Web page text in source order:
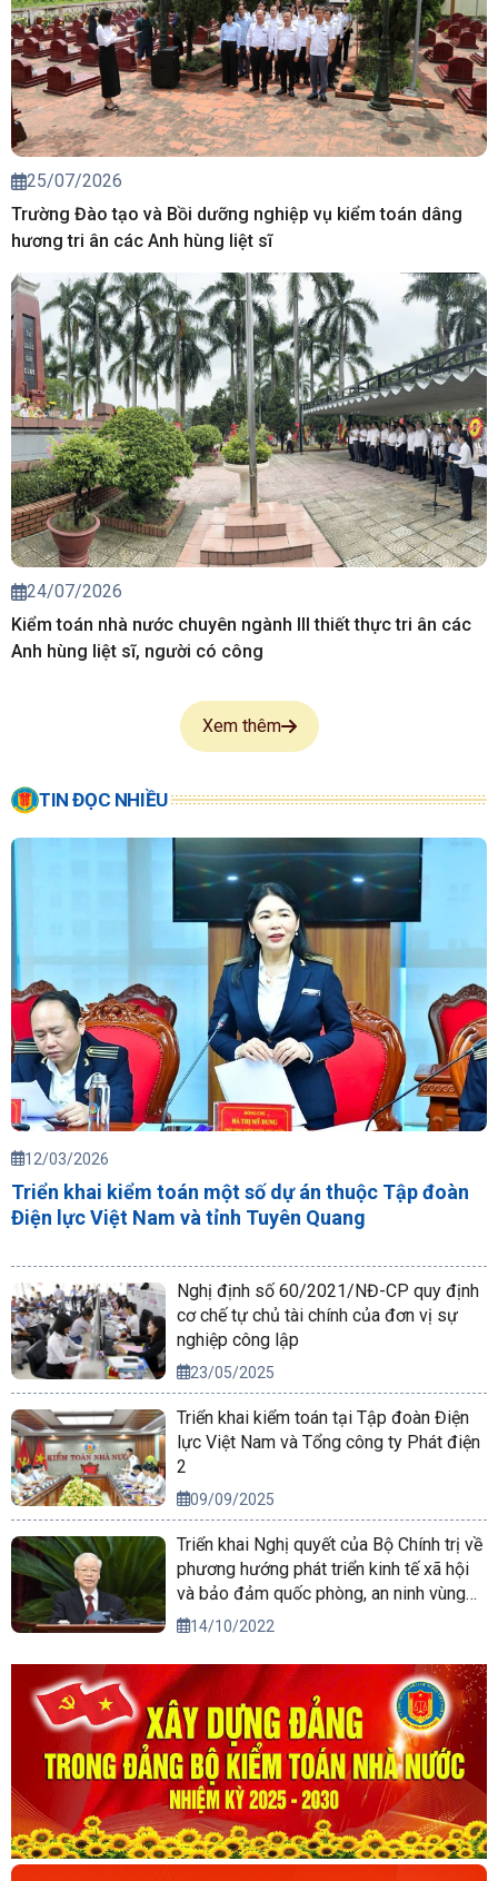
25/07/2026
Trường Đào tạo và Bồi dưỡng nghiệp vụ kiểm toán dâng
hương tri ân các Anh hùng liệt sĩ
24/07/2026
Kiểm toán nhà nước chuyên ngành III thiết thực tri ân các
Anh hùng liệt sĩ, người có công
Xem thêm
TIN ĐỌC NHIỀU
12/03/2026
Triển khai kiểm toán một số dự án thuộc Tập đoàn
Điện lực Việt Nam và tỉnh Tuyên Quang
Nghị định số 60/2021/NĐ-CP quy định
cơ chế tự chủ tài chính của đơn vị sự
nghiệp công lập
23/05/2025
Triển khai kiểm toán tại Tập đoàn Điện
lực Việt Nam và Tổng công ty Phát điện
2
09/09/2025
Triển khai Nghị quyết của Bộ Chính trị về
phương hướng phát triển kinh tế xã hội
và bảo đảm quốc phòng, an ninh vùng
Tây Nguyên đến năm 2030, tầm nhìn
14/10/2022